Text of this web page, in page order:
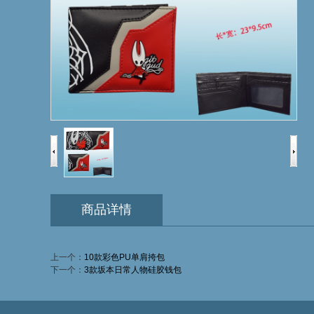
商品详情
上一个： 10款彩色PU单肩挎包
下一个： 3款坂本日常人物硅胶钱包